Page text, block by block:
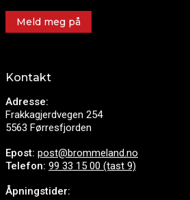
Meld meg på
Kontakt
Adresse:
Frakkagjerdvegen 254
5563 Førresfjorden
Epost: post@brommeland.no
Telefon: 99 33 15 00 (tast 9)
Åpningstider: